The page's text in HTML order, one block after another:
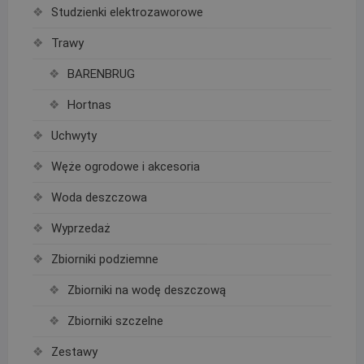
Studzienki elektrozaworowe
Trawy
BARENBRUG
Hortnas
Uchwyty
Węże ogrodowe i akcesoria
Woda deszczowa
Wyprzedaż
Zbiorniki podziemne
Zbiorniki na wodę deszczową
Zbiorniki szczelne
Zestawy